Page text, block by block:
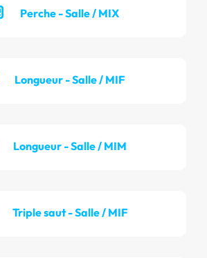
Perche - Salle / MIX
Longueur - Salle / MIF
Longueur - Salle / MIM
Triple saut - Salle / MIF